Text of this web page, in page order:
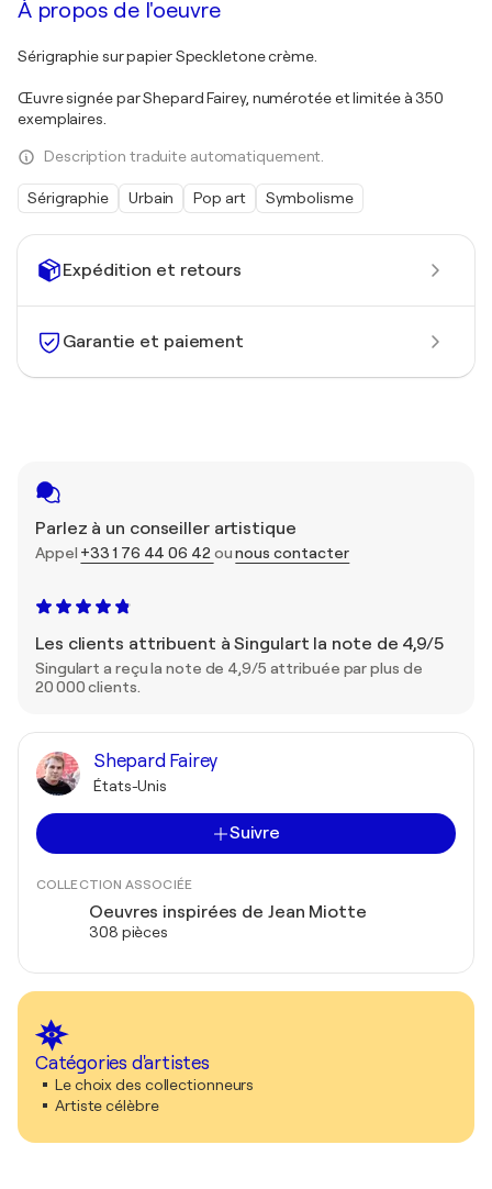
Expédition et retours
Garantie et paiement
Parlez à un conseiller artistique
Appel +33 1 76 44 06 42ounous contacter
Les clients attribuent à Singulart la note de 4,9/5
Singulart a reçu la note de 4,9/5 attribuée par plus de
20 000 clients.
Shepard Fairey
États-Unis
Suivre
COLLECTION ASSOCIÉE
Oeuvres inspirées de Jean Miotte
308 pièces
Catégories d'artistes
Le choix des collectionneurs
Artiste célèbre
À propos de l'oeuvre
Sérigraphie sur papier Speckletone crème.
Œuvre signée par Shepard Fairey, numérotée et limitée à 350
exemplaires.
Description traduite automatiquement.
Sérigraphie Urbain Pop art Symbolisme